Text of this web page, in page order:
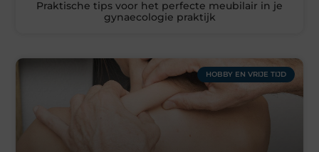
Praktische tips voor het perfecte meubilair in je
gynaecologie praktijk
HOBBY EN VRIJE TIJD